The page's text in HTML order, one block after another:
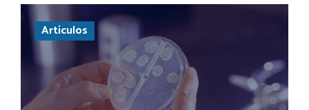
Artículos